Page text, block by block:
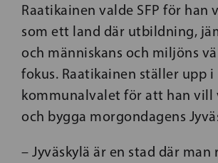
Raatikainen valde SFP för han
som ett land där utbildning,
och människans och miljöns
fokus. Raatikainen ställer upp i
kommunalvalet för att han vill
och bygga morgondagens
– Jyväskylä är en stad där man